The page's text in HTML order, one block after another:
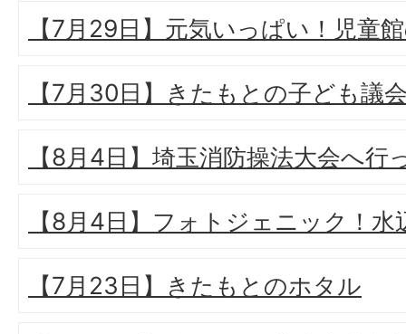
【7月29日】元気いっぱい！児童
【7月30日】きたもとの子ども議
【8月4日】埼玉消防操法大会へ行
【8月4日】フォトジェニック！水
【7月23日】きたもとのホタル